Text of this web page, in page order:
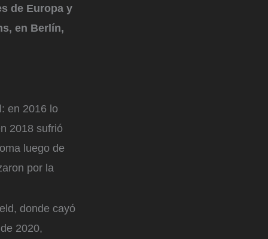
de Europa y
en Berlín,
en 2016 lo
2018 sufrió
luego de
por la
donde cayó
2020,